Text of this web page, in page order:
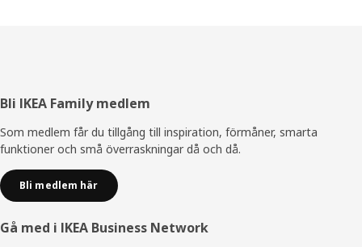
Sidfot
Bli IKEA Family medlem
Som medlem får du tillgång till inspiration, förmåner, smarta
funktioner och små överraskningar då och då.
Bli medlem här
Gå med i IKEA Business Network